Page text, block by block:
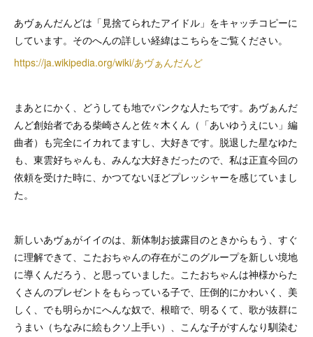
あヴぁんだんどは「見捨てられたアイドル」をキャッチコピーに
しています。そのへんの詳しい経緯はこちらをご覧ください。
https://ja.wikipedia.org/wiki/あヴぁんだんど
まあとにかく、どうしても地でパンクな人たちです。あヴぁんだ
んど創始者である柴崎さんと佐々木くん（「あいゆうえにい」編
曲者）も完全にイカれてますし、大好きです。脱退した星なゆた
も、東雲好ちゃんも、みんな大好きだったので、私は正直今回の
依頼を受けた時に、かつてないほどプレッシャーを感じていまし
た。
新しいあヴぁがイイのは、新体制お披露目のときからもう、すぐ
に理解できて、こたおちゃんの存在がこのグループを新しい境地
に導くんだろう、と思っていました。こたおちゃんは神様からた
くさんのプレゼントをもらっている子で、圧倒的にかわいく、美
しく、でも明らかにへんな奴で、根暗で、明るくて、歌が抜群に
うまい（ちなみに絵もクソ上手い）、こんな子がすんなり馴染む